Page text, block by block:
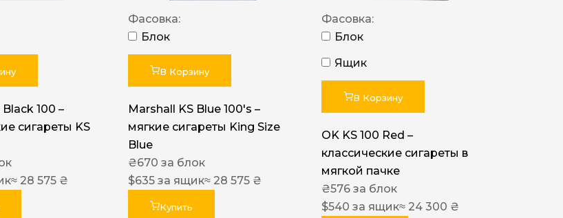
Manchester
Nistru
Leana
Montecristo
100 –
сигареты KS
≈ 28 575 ₴
Фасовка:
Блок
В Корзину
Marshall KS Blue 100's –
мягкие сигареты King Size
Blue
₴670 за блок
$635 за ящик≈ 28 575 ₴
Купить
Фасовка:
Блок
Ящик
В Корзину
OK KS 100 Red –
классические сигареты в
мягкой пачке
₴576 за блок
$540 за ящик≈ 24 300 ₴